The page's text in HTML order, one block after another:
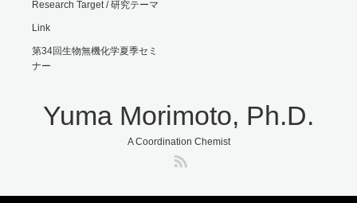
Research Target / 研究テーマ
Link
第34回生物無機化学夏季セミ
ナー
Yuma Morimoto, Ph.D.
A Coordination Chemist